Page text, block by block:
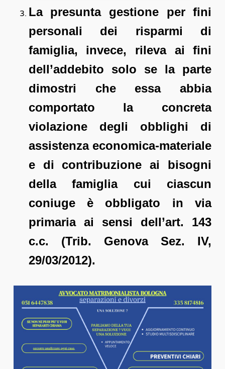
La presunta gestione per fini
personali dei risparmi di
famiglia, invece, rileva ai fini
dell’addebito solo se la parte
dimostri che essa abbia
comportato la concreta
violazione degli obblighi di
assistenza economica-materiale
e di contribuzione ai bisogni
della famiglia cui ciascun
coniuge è obbligato in via
primaria ai sensi dell’art. 143
c.c. (Trib. Genova Sez. IV,
29/03/2012).